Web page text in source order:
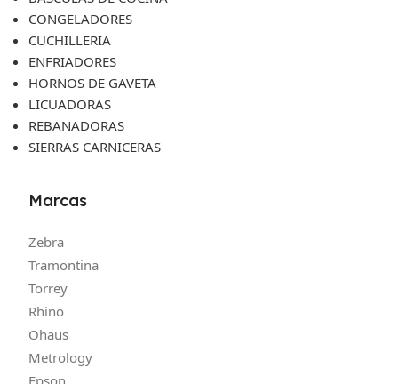
CONGELADORES
CUCHILLERIA
ENFRIADORES
HORNOS DE GAVETA
LICUADORAS
REBANADORAS
SIERRAS CARNICERAS
Marcas
Zebra
Tramontina
Torrey
Rhino
Ohaus
Metrology
Epson